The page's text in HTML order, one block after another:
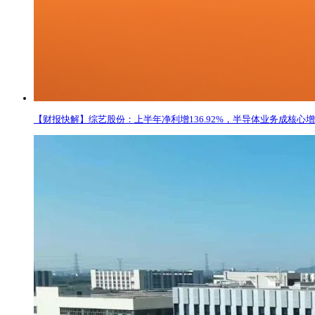
【财报快解】综艺股份：上半年净利增136.92%，半导体业务成核心